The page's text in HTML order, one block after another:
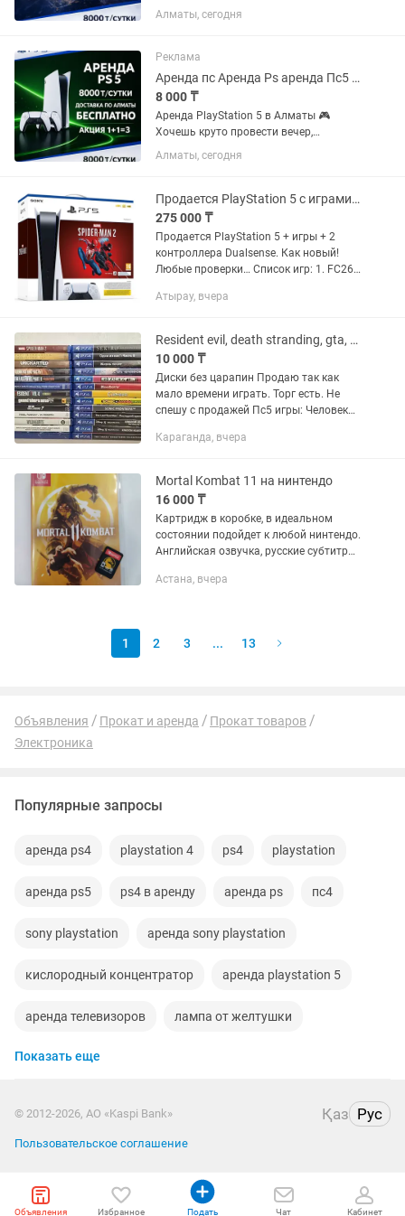
устроить игровой марафон или
порадовать гостей? Предлагаем
и с большим выбором игр ✨
Стоимость...
Алматы, сегодня
Реклама
Аренда пс Аренда Ps аренда Пс5 аренда ps5 аренда ps 5 аренда PlayStation
8 000 ₸
Аренда PlayStation 5 в Алматы 🎮
Хочешь круто провести вечер,
устроить игровой марафон или
порадовать друзей на мероприятии?
удобно и с большим выбором игр!...
Алматы, сегодня
Продается PlayStation 5 с играми и плюс 2 контроллера Dualsense PS5/ПС5
275 000 ₸
Продается PlayStation 5 + игры + 2
контроллера Dualsense. Как новый!
Любые проверки… Список игр: 1. FC26
7. Mortal Kombat™ 1 8. Mortal Kombat 11
Атырау, вчера
Resident evil, death stranding, gta, uncharted, одни из нас, naruto, паук
10 000 ₸
Диски без царапин Продаю так как
мало времени играть. Торг есть. Не
спешу с продажей Пс5 игры: Человек
Uncharted 9000 Одни из нас 1 12000
Караганда, вчера
Mortal Kombat 11 на нинтендо
16 000 ₸
Картридж в коробке, в идеальном
состоянии подойдет к любой нинтендо.
Английская озвучка, русские субтитры
Астана, вчера
1 2 3 ... 13
Объявления Прокат и аренда
Прокат товаров
Электроника
Популярные запросы
аренда ps4 playstation 4 ps4 playstation
аренда ps5 ps4 в аренду аренда ps пс4
sony playstation аренда sony playstation
кислородный концентратор аренда playstation 5
аренда телевизоров лампа от желтушки
ps 5 аренда
прокат sony playstation
аренда компьютеров
Показать еще
© 2012-2026, АО «Kaspi Bank» Қаз Рус
Пользовательское соглашение
Объявления Избранное Подать Чат Кабинет